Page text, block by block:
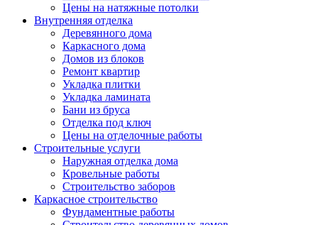
Цены на натяжные потолки
Внутренняя отделка
Деревянного дома
Каркасного дома
Домов из блоков
Ремонт квартир
Укладка плитки
Укладка ламината
Бани из бруса
Отделка под ключ
Цены на отделочные работы
Строительные услуги
Наружная отделка дома
Кровельные работы
Строительство заборов
Каркасное строительство
Фундаментные работы